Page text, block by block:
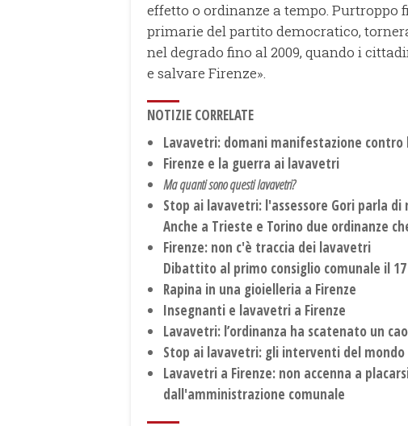
effetto o ordinanze a tempo. Purtroppo
primarie del partito democratico,
nel degrado fino al 2009, quando i
e salvare Firenze».
NOTIZIE CORRELATE
Lavavetri: domani manifestazione contro
Firenze e la guerra ai lavavetri
Ma quanti sono questi lavavetri?
Stop ai lavavetri: l'assessore Gori parla
Anche a Trieste e Torino due ordinanze
Firenze: non c'è traccia dei lavavetri
Dibattito al primo consiglio comunale il
Rapina in una gioielleria a Firenze
Insegnanti e lavavetri a Firenze
Lavavetri: l’ordinanza ha scatenato un
Stop ai lavavetri: gli interventi del
Lavavetri a Firenze: non accenna a
dall'amministrazione comunale